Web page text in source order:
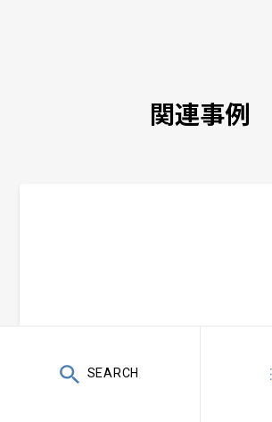
SEARCH
関連事例
お問い合わせ